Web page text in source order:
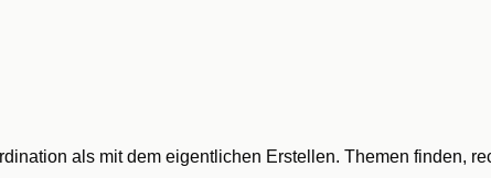
als mit dem eigentlichen Erstellen. Themen finden,